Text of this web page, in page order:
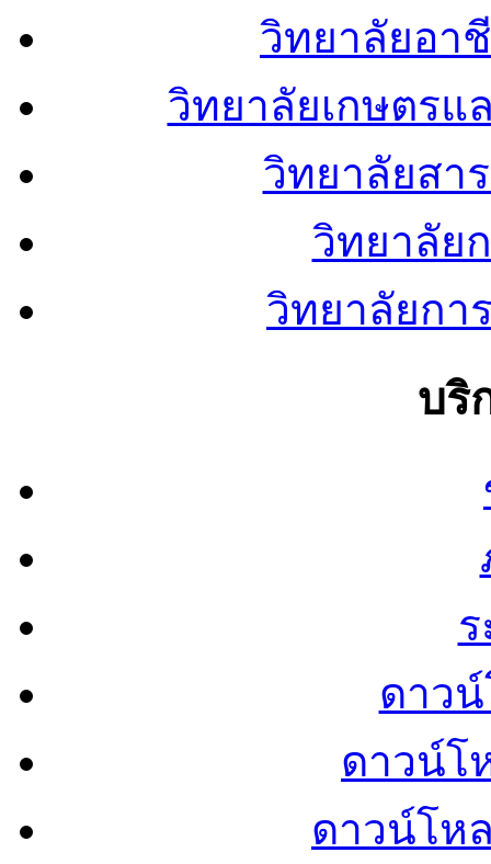
วิทยาลัยอา
วิทยาลัยเกษตรแ
วิทยาลัยสา
วิทยาลัย
วิทยาลัยก
บริ
ดาว
ดาวน์โ
ดาวน์โห